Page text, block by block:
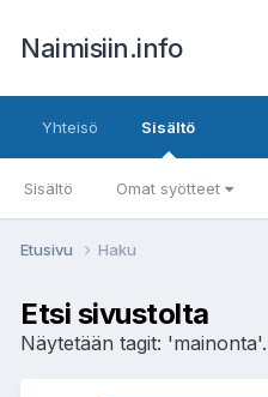
Naimisiin.info
Yhteisö Sisältö
Sisältö Omat syötteet
Etusivu Haku
Etsi sivustolta
Näytetään tagit: 'mainonta'.